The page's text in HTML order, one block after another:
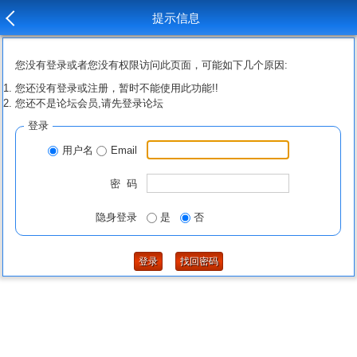
提示信息
您没有登录或者您没有权限访问此页面，可能如下几个原因:
您还没有登录或注册，暂时不能使用此功能!!
您还不是论坛会员,请先登录论坛
登录
用户名 Email
密 码
隐身登录 是 否